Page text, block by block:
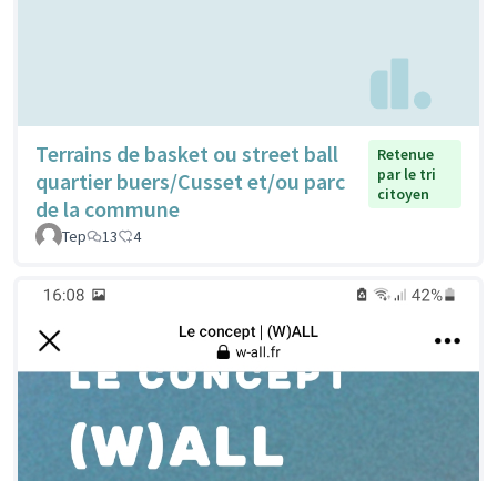
Terrains de basket ou street ball
quartier buers/Cusset et/ou parc
de la commune
Retenue
par le tri
citoyen
Tep 13 4